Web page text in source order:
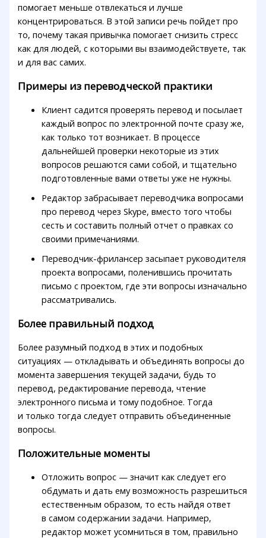
помогает меньше отвлекаться и лучше
концентрироваться. В этой записи речь пойдет про
то, почему такая привычка помогает снизить стресс
как для людей, с которыми вы взаимодействуете, так
и для вас самих.
Примеры из переводческой практики
Клиент садится проверять перевод и посылает
каждый вопрос по электронной почте сразу же,
как только тот возникает. В процессе
дальнейшей проверки некоторые из этих
вопросов решаются сами собой, и тщательно
подготовленные вами ответы уже не нужны.
Редактор забрасывает переводчика вопросами
про перевод через Skype, вместо того чтобы
сесть и составить полный отчет о правках со
своими примечаниями.
Переводчик-фрилансер засыпает руководителя
проекта вопросами, поленившись прочитать
письмо с проектом, где эти вопросы изначально
рассматривались.
Более правильный подход
Более разумный подход в этих и подобных
ситуациях — откладывать и объединять вопросы до
момента завершения текущей задачи, будь то
перевод, редактирование перевода, чтение
электронного письма и тому подобное. Тогда
и только тогда следует отправить объединенные
вопросы.
Положительные моменты
Отложить вопрос — значит как следует его
обдумать и дать ему возможность разрешиться
естественным образом, то есть найдя ответ
в самом содержании задачи. Например,
редактор может усомниться в том, правильно